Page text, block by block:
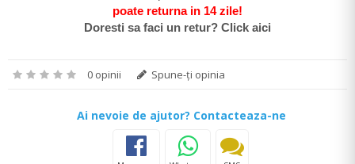
poate returna in 14 zile!
Doresti sa faci un retur? Click aici
0 opinii Spune-ţi opinia
Ai nevoie de ajutor? Contacteaza-ne